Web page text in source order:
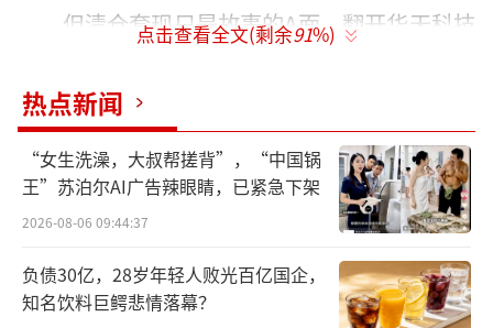
但清仓套现只是故事的A面。翻开华天科技
025年，公司累计吃掉18.31亿元政府补助，占
同期归母净利润的近八成。主业自身造血能力
持续下滑，减持回血与补贴续命，成了这家老
牌封测厂维持报表的双拐杖。
而这一切的操盘手，是年近八旬的实控人
肖胜利。从一家濒临倒闭的三线军工厂起步，
点击查看全文(剩余91%)
热点新闻
“女生洗澡，大叔帮搓背”，“中国锅
王”苏泊尔AI广告辣眼睛，已紧急下架
2026-08-06 09:44:37
负债30亿，28岁年轻人败光百亿国企，
知名饮料巨鳄悲情落幕？